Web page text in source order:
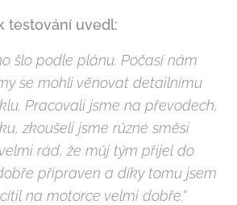
testování uvedl:
šlo podle plánu. Počasí nám
se mohli věnovat detailnímu
Pracovali jsme na převodech,
zkoušeli jsme různé směsi
rád, že můj tým přijel do
připraven a díky tomu jsem
na motorce velmi dobře."